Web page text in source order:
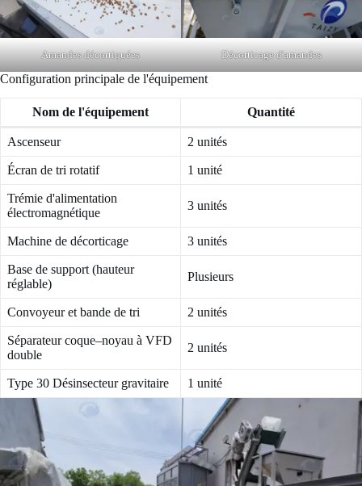
Amandes décortiquées Décorticage d'amandes
Configuration principale de l'équipement
Nom de l'équipement Quantité
Ascenseur 2 unités
Écran de tri rotatif 1 unité
Trémie d'alimentation
électromagnétique
3 unités
Machine de décorticage 3 unités
Base de support (hauteur
réglable)
Plusieurs
Convoyeur et bande de tri 2 unités
Séparateur coque–noyau à VFD
double
2 unités
Type 30 Désinsecteur gravitaire 1 unité